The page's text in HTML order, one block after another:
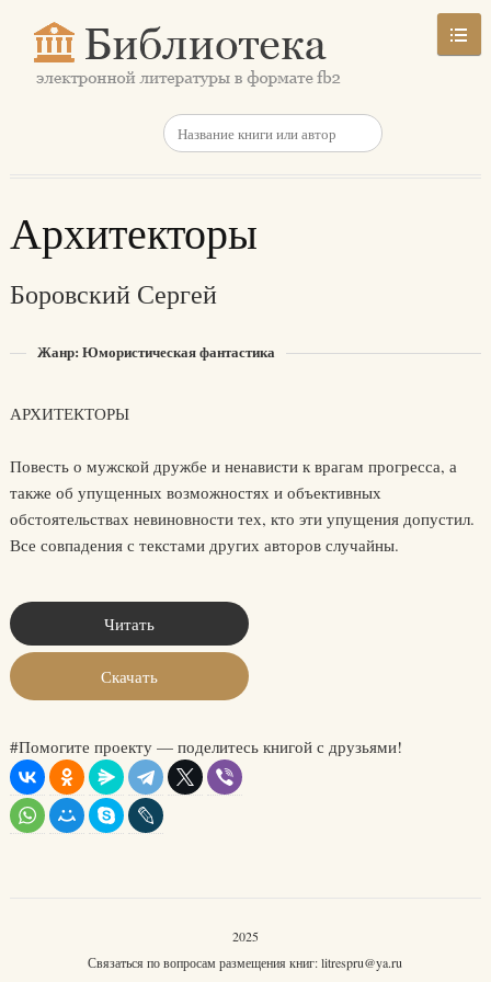
Архитекторы
Боровский Сергей
Жанр: Юмористическая фантастика
АРХИТЕКТОРЫ
Повесть о мужской дружбе и ненависти к врагам прогресса, а
также об упущенных возможностях и объективных
обстоятельствах невиновности тех, кто эти упущения допустил.
Все совпадения с текстами других авторов случайны.
Читать
Скачать
#Помогите проекту — поделитесь книгой с друзьями!
2025
Связаться по вопросам размещения книг:litrespru@ya.ru